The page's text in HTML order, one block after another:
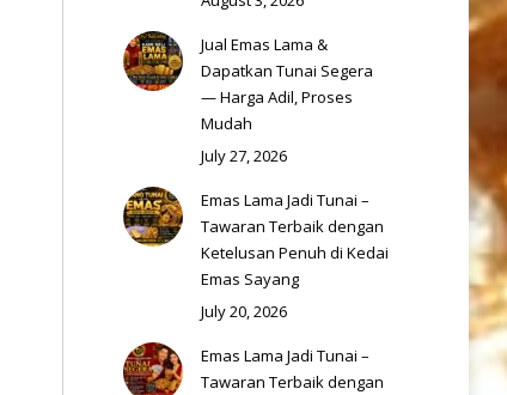
Jual Emas Lama &
Dapatkan Tunai Segera
— Harga Adil, Proses
Mudah
July 27, 2026
Emas Lama Jadi Tunai –
Tawaran Terbaik dengan
Ketelusan Penuh di Kedai
Emas Sayang
July 20, 2026
Emas Lama Jadi Tunai –
Tawaran Terbaik dengan